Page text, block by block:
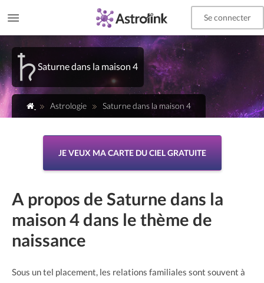
Se connecter
Saturne dans la maison 4
Astrologie Saturne dans la maison 4
JE VEUX MA CARTE DU CIEL GRATUITE
A propos de Saturne dans la
maison 4 dans le thème de
naissance
Sous un tel placement, les relations familiales sont souvent à